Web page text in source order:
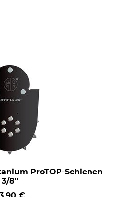
ProTOP-Schienen
3/8"